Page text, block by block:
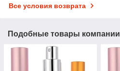
Все условия возврата
Подобные товары компании